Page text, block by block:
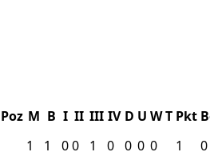
Poz M B I II III IV D U WT Pkt
1 1 00 1 0 0 0 0 1 0